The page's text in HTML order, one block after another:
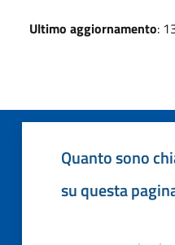
Ultimo aggiornamento:
Quanto sono
su questa